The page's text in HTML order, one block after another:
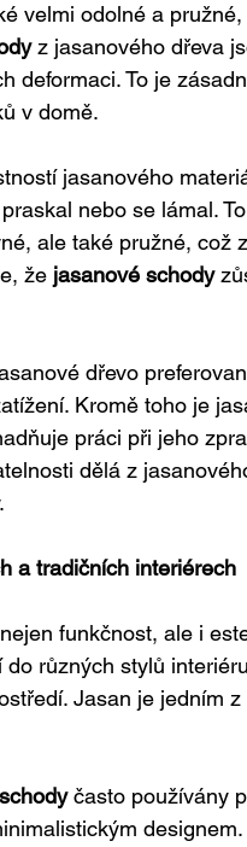
velmi odolné a
z jasanového dřeva
deformaci. To je
v domě.
jasanového
nebo se lámal.
ale také pružné, což
že jasanové schody
dřevo
Kromě toho je
práci při jeho
dělá z
a tradičních interiérech
funkčnost, ale i
různých stylů
Jasan je jedním
často používány